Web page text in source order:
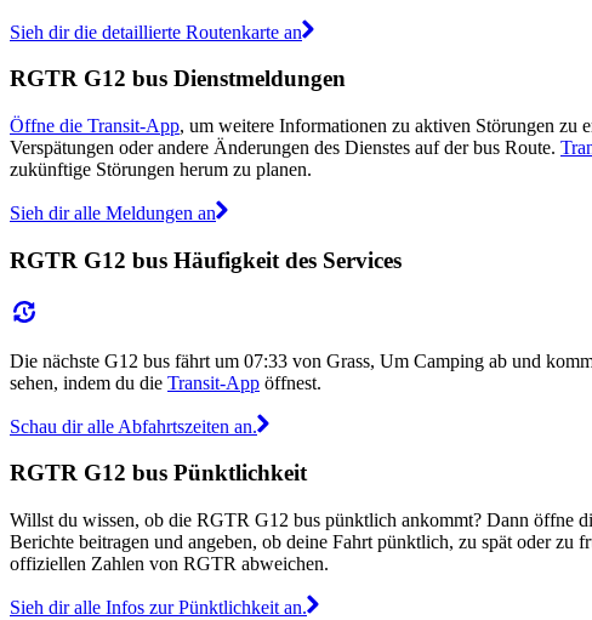
Sieh dir die detaillierte Routenkarte an
RGTR G12 bus Dienstmeldungen
Öffne die Transit-App, um weitere Informationen zu aktiven Störungen zu
Verspätungen oder andere Änderungen des Dienstes auf der bus Route.
zukünftige Störungen herum zu planen.
Sieh dir alle Meldungen an
RGTR G12 bus Häufigkeit des Services
Die nächste G12 bus fährt um 07:33 von Grass, Um Camping ab und
sehen, indem du die Transit-App öffnest.
Schau dir alle Abfahrtszeiten an.
RGTR G12 bus Pünktlichkeit
Willst du wissen, ob die RGTR G12 bus pünktlich ankommt? Dann öffne
Berichte beitragen und angeben, ob deine Fahrt pünktlich, zu spät oder
offiziellen Zahlen von RGTR abweichen.
Sieh dir alle Infos zur Pünktlichkeit an.